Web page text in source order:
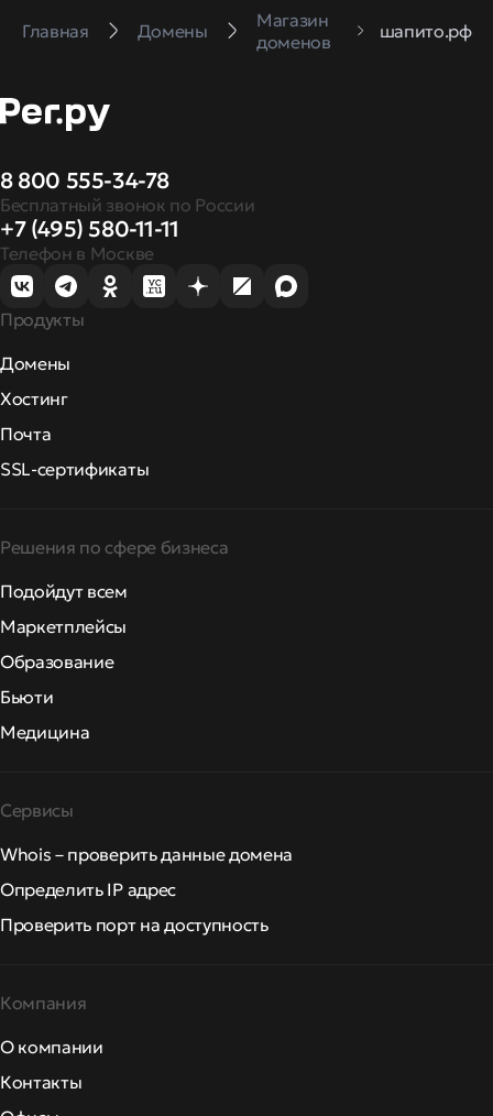
Главная Домены
Магазин
доменов
шапито.рф
8 800 555-34-78
Бесплатный звонок по России
+7 (495) 580-11-11
Телефон в Москве
Продукты
Домены
Хостинг
Почта
SSL-сертификаты
Решения по сфере бизнеса
Подойдут всем
Маркетплейсы
Образование
Бьюти
Медицина
Сервисы
Whois – проверить данные домена
Определить IP адрес
Проверить порт на доступность
Компания
О компании
Контакты